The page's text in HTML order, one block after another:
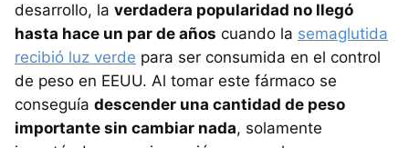
desarrollo, la verdadera popularidad no llegó
hasta hace un par de años cuando la semaglutida
recibió luz verde para ser consumida en el control
de peso en EEUU. Al tomar este fármaco se
conseguía descender una cantidad de peso
importante sin cambiar nada, solamente